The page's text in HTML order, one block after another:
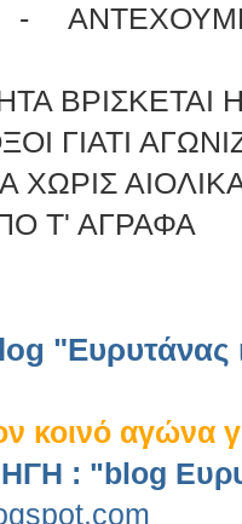
-
ΓΙΑΤΙ
Τ' ΑΓΡΑΦΑ
"Ευρυτάνας
κοινό αγώνα
: "blog